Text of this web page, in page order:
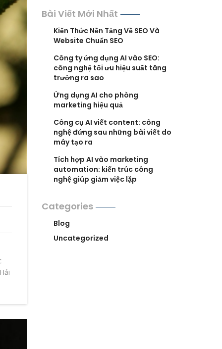
Bài Viết Mới Nhất
Kiến Thức Nền Tảng Về SEO Và
Website Chuẩn SEO
Công ty ứng dụng AI vào SEO:
công nghệ tối ưu hiệu suất tăng
trưởng ra sao
Ứng dụng AI cho phòng
marketing hiệu quả
Công cụ AI viết content: công
nghệ đứng sau những bài viết do
máy tạo ra
Tích hợp AI vào marketing
automation: kiến trúc công
nghệ giúp giảm việc lặp
Categories
Blog
Uncategorized